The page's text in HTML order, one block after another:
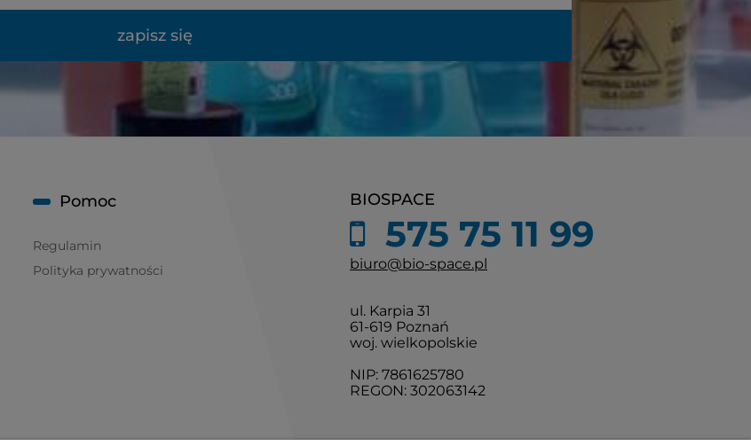
zapisz się
BIOSPACE
575 75 11 99
biuro@bio-space.pl
ul. Karpia 31
61-619 Poznań
woj. wielkopolskie
NIP: 7861625780
REGON: 302063142
Pomoc
Regulamin
Polityka prywatności